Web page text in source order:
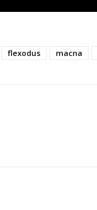
flexodus macna